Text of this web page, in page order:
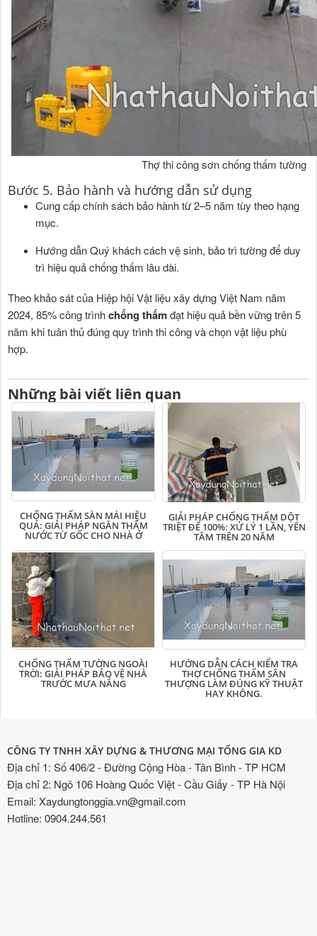
Thợ thi công sơn chống thấm tường
Bước 5. Bảo hành và hướng dẫn sử dụng
Cung cấp chính sách bảo hành từ 2–5 năm tùy theo hạng
mục.
Hướng dẫn Quý khách cách vệ sinh, bảo trì tường để duy
trì hiệu quả chống thấm lâu dài.
Theo khảo sát của Hiệp hội Vật liệu xây dựng Việt Nam năm
2024, 85% công trìnhchống thấmđạt hiệu quả bền vững trên 5
năm khi tuân thủ đúng quy trình thi công và chọn vật liệu phù
hợp.
Những bài viết liên quan
CHỐNG THẤM SÀN MÁI HIỆU
QUẢ: GIẢI PHÁP NGĂN THẤM
NƯỚC TỪ GỐC CHO NHÀ Ở
GIẢI PHÁP CHỐNG THẤM DỘT
TRIỆT ĐỂ 100%: XỬ LÝ 1 LẦN, YÊN
TÂM TRÊN 20 NĂM
CHỐNG THẤM TƯỜNG NGOÀI
TRỜI: GIẢI PHÁP BẢO VỆ NHÀ
TRƯỚC MƯA NẮNG
HƯỚNG DẪN CÁCH KIỂM TRA
THỢ CHỐNG THẤM SÂN
THƯỢNG LÀM ĐÚNG KỸ THUẬT
HAY KHÔNG.
CÔNG TY TNHH XÂY DỰNG & THƯƠNG MẠI TỐNG GIA KD
Địa chỉ 1: Số 406/2 - Đường Cộng Hòa - Tân Bình - TP HCM
Địa chỉ 2: Ngõ 106 Hoàng Quốc Việt - Cầu Giấy - TP Hà Nội
Email: Xaydungtonggia.vn@gmail.com
Hotline: 0904.244.561